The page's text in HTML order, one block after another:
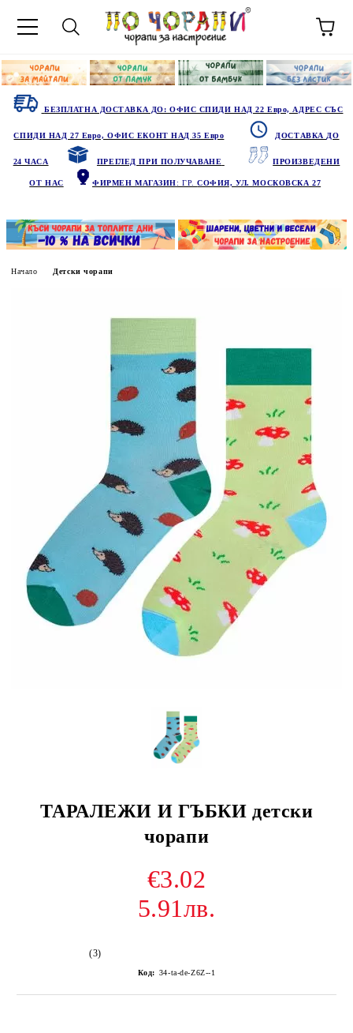
БЕЗПЛАТНА ДОСТАВКА ДО: ОФИС СПИДИ НАД 22 Евро, АДРЕС СЪС
СПИДИ НАД 27 Евро, ОФИС ЕКОНТ НАД 35 Евро ДОСТАВКА ДО
24 ЧАСА ПРЕГЛЕД ПРИ ПОЛУЧАВАНЕ ПРОИЗВЕДЕНИ
ОТ НАС ФИРМЕН МАГАЗИН: ГР.СОФИЯ, УЛ. МОСКОВСКА 27
Начало Детски чорапи
ТАРАЛЕЖИ И ГЪБКИ детски
чорапи
€3.02
5.91лв.
(3)
Код: 34-ta-de-Z6Z--1